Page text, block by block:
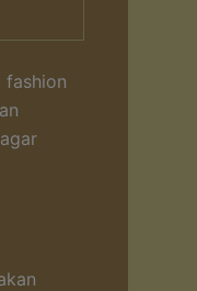
fashion